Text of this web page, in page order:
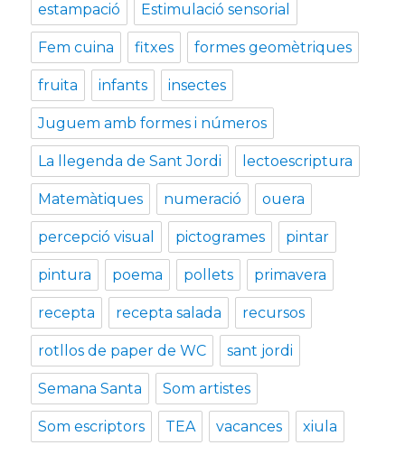
estampació Estimulació sensorial
Fem cuina fitxes formes geomètriques
fruita infants insectes
Juguem amb formes i números
La llegenda de Sant Jordi lectoescriptura
Matemàtiques numeració ouera
percepció visual pictogrames pintar
pintura poema pollets primavera
recepta recepta salada recursos
rotllos de paper de WC sant jordi
Semana Santa Som artistes
Som escriptors TEA vacances xiula